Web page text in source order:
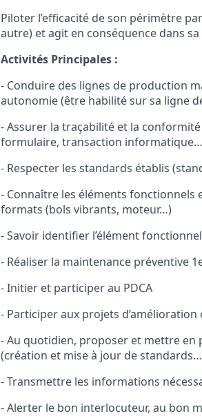
Piloter l’efficacité de son périmètre
autre) et agit en conséquence dans
Activités Principales :
- Conduire des lignes de production
autonomie (être habilité sur sa ligne
- Assurer la traçabilité et la
formulaire, transaction
- Respecter les standards établis
- Connaître les éléments
formats (bols vibrants, moteur…)
- Savoir identifier l’élément
- Réaliser la maintenance préventive
- Initier et participer au PDCA
- Participer aux projets d’amélioration
- Au quotidien, proposer et mettre en
(création et mise à jour de
- Transmettre les informations
- Alerter le bon interlocuteur, au bon